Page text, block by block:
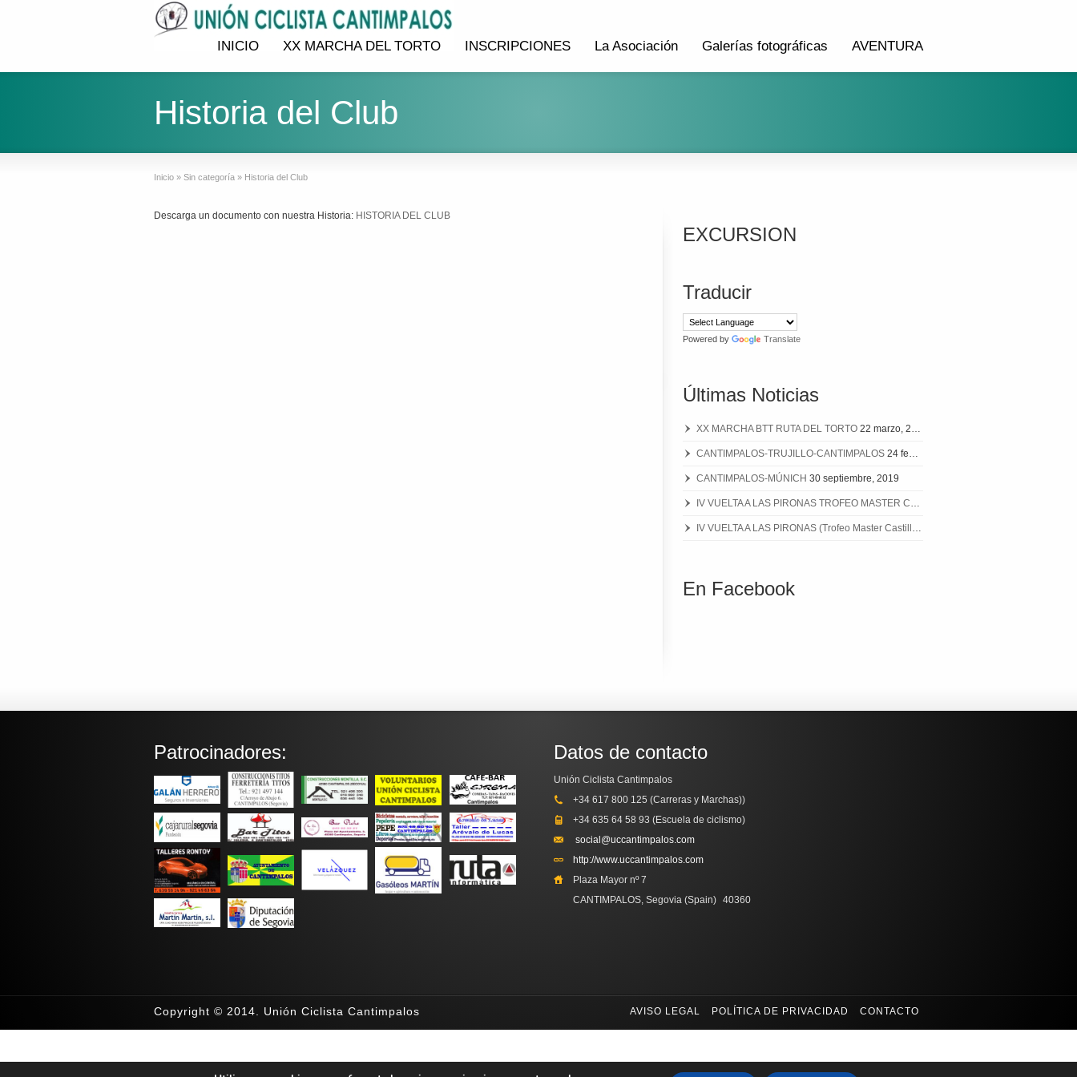
INICIO XX MARCHA DEL TORTO INSCRIPCIONES La Asociación Galerías fotográficas AVENTURA
Historia del Club
Inicio » Sin categoría » Historia del Club
Descarga un documento con nuestra Historia: HISTORIA DEL CLUB
EXCURSION
Traducir
Powered by Translate
Últimas Noticias
XX MARCHA BTT RUTA DEL TORTO 22 marzo, 2023
CANTIMPALOS-TRUJILLO-CANTIMPALOS 24 febrero, 2020
CANTIMPALOS-MÚNICH 30 septiembre, 2019
IV VUELTA A LAS PIRONAS TROFEO MASTER CASTILLA Y LEON
IV VUELTA A LAS PIRONAS (Trofeo Master Castilla y León)
En Facebook
Patrocinadores: Datos de contacto
Unión Ciclista Cantimpalos
+34 617 800 125 (Carreras y Marchas))
+34 635 64 58 93 (Escuela de ciclismo)
social@uccantimpalos.com
http://www.uccantimpalos.com
Plaza Mayor nº 7
CANTIMPALOS, Segovia (Spain) 40360
AVISO LEGAL POLÍTICA DE PRIVACIDAD CONTACTO
Copyright © 2014. Unión Ciclista Cantimpalos